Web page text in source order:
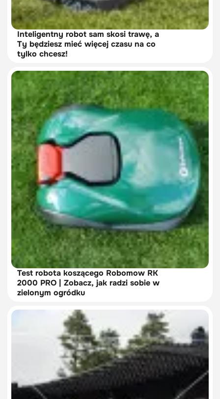
Inteligentny robot sam skosi trawę, a
Ty będziesz mieć więcej czasu na co
tylko chcesz!
Test robota koszącego Robomow RK
2000 PRO | Zobacz, jak radzi sobie w
zielonym ogródku